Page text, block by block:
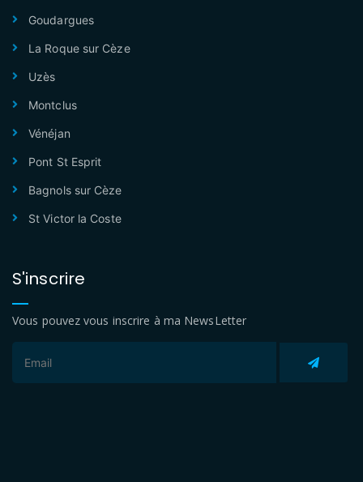
Goudargues
La Roque sur Cèze
Uzès
Montclus
Vénéjan
Pont St Esprit
Bagnols sur Cèze
St Victor la Coste
S'inscrire
Vous pouvez vous inscrire à ma NewsLetter